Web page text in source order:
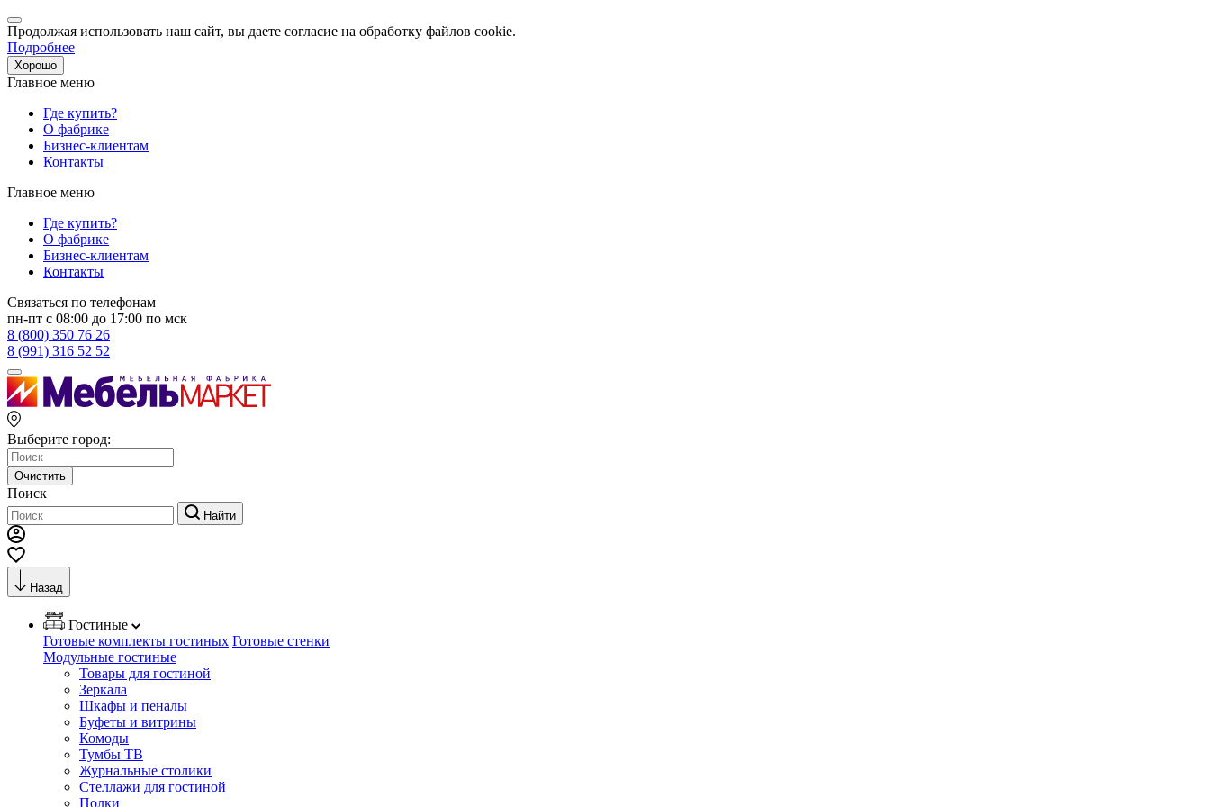
Продолжая использовать наш сайт, вы даете согласие на обработку файлов cookie.
Подробнее
Хорошо
Главное меню
Где купить?
О фабрике
Бизнес-клиентам
Контакты
Главное меню
Где купить?
О фабрике
Бизнес-клиентам
Контакты
Связаться по телефонам
пн-пт с 08:00 до 17:00 по мск
8 (800) 350 76 26
8 (991) 316 52 52
Выберите город:
Очистить
Поиск
Найти
Назад
Гостиные
Готовые комплекты гостиных Готовые стенки
Модульные гостиные
Товары для гостиной
Зеркала
Шкафы и пеналы
Буфеты и витрины
Комоды
Тумбы ТВ
Журнальные столики
Стеллажи для гостиной
Полки